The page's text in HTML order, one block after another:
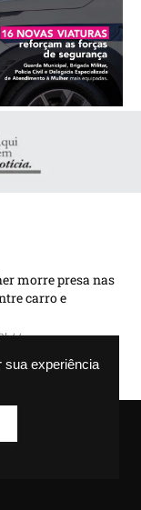
sua experiência
morre presa nas
carro e
reservados.